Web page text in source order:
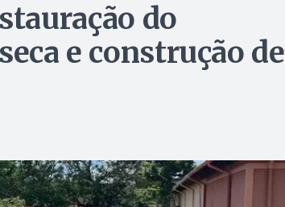
do
e construção de